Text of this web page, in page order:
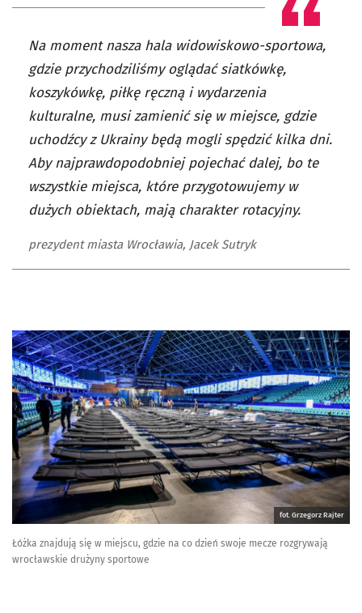
Na moment nasza hala widowiskowo-sportowa,
gdzie przychodziliśmy oglądać siatkówkę,
koszykówkę, piłkę ręczną i wydarzenia
kulturalne, musi zamienić się w miejsce, gdzie
uchodźcy z Ukrainy będą mogli spędzić kilka dni.
Aby najprawdopodobniej pojechać dalej, bo te
wszystkie miejsca, które przygotowujemy w
dużych obiektach, mają charakter rotacyjny.
prezydent miasta Wrocławia, Jacek Sutryk
fot. Grzegorz Rajter
Łóżka znajdują się w miejscu, gdzie na co dzień swoje mecze rozgrywają
wrocławskie drużyny sportowe